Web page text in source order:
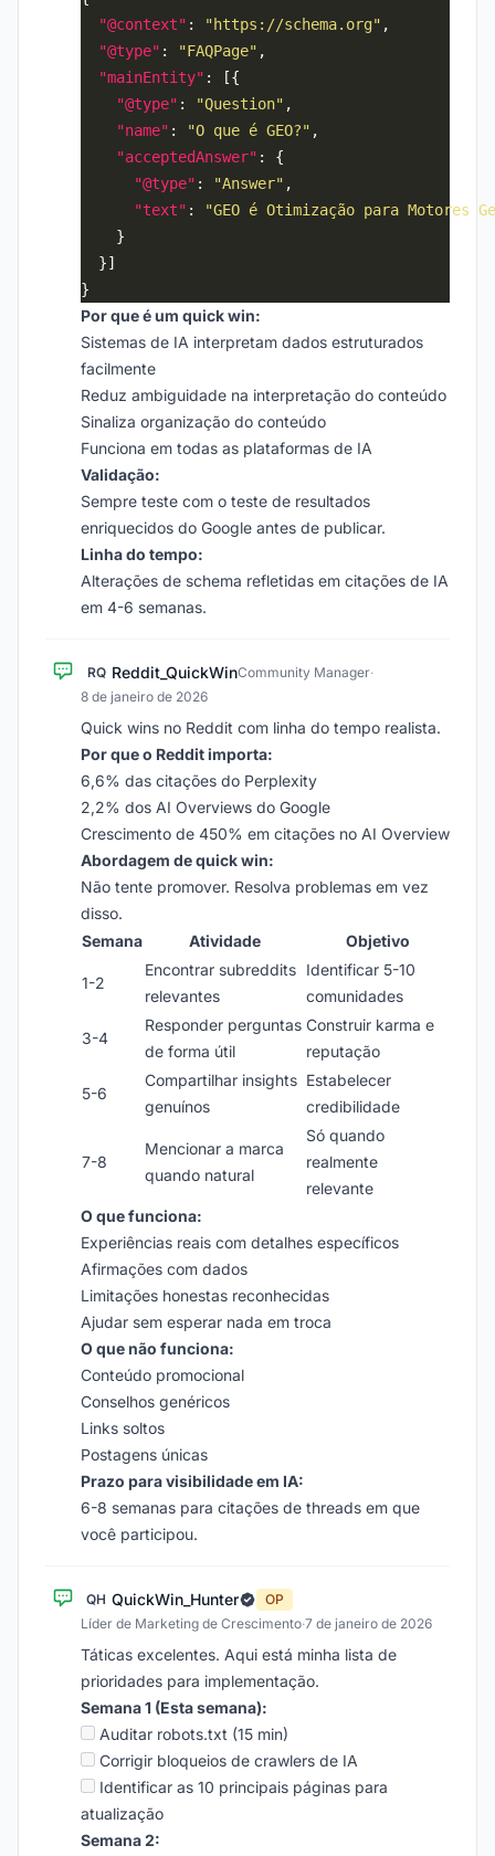
"@context" : "https://schema.org"
"@type" : "FAQPage"
"mainEntity"
"@type" : "Question"
"name" : "O que é GEO?"
"acceptedAnswer"
"@type" : "Answer"
"text" :
"GEO é Otimização para Motores
Por que é um quick win:
Sistemas de IA interpretam dados estruturados
facilmente
Reduz ambiguidade na interpretação do conteúdo
Sinaliza organização do conteúdo
Funciona em todas as plataformas de IA
Validação:
Sempre teste com o teste de resultados
enriquecidos do Google antes de publicar.
Linha do tempo:
Alterações de schema refletidas em citações de IA
em 4-6 semanas.
RQ Reddit_QuickWinCommunity Manager·
8 de janeiro de 2026
Quick wins no Reddit com linha do tempo realista.
Por que o Reddit importa:
6,6% das citações do Perplexity
2,2% dos AI Overviews do Google
Crescimento de 450% em citações no AI Overview
Abordagem de quick win:
Não tente promover. Resolva problemas em vez
disso.
Semana
Atividade Objetivo
1-2
Encontrar subreddits
relevantes
Identificar 5-10
comunidades
3-4
Responder perguntas
de forma útil
Construir karma e
reputação
5-6
Compartilhar insights
genuínos
Estabelecer
credibilidade
7-8
Mencionar a marca
quando natural
Só quando
realmente
relevante
O que funciona:
Experiências reais com detalhes específicos
Afirmações com dados
Limitações honestas reconhecidas
Ajudar sem esperar nada em troca
O que não funciona:
Conteúdo promocional
Conselhos genéricos
Links soltos
Postagens únicas
Prazo para visibilidade em IA:
6-8 semanas para citações de threads em que
você participou.
QH QuickWin_Hunter
OP
Líder de Marketing de Crescimento·7 de janeiro de 2026
Táticas excelentes. Aqui está minha lista de
prioridades para implementação.
Semana 1 (Esta semana):
Auditar robots.txt (15 min)
Corrigir bloqueios de crawlers de IA
Identificar as 10 principais páginas para
atualização
Semana 2: